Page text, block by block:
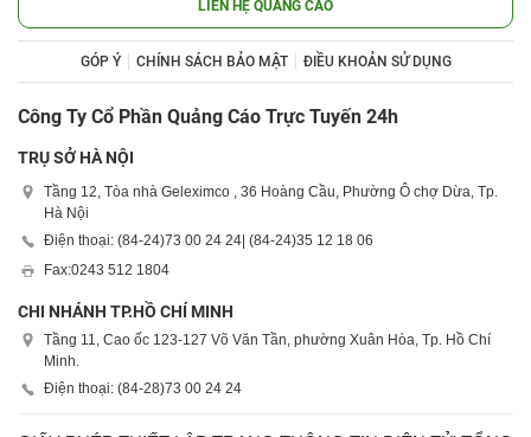
LIÊN HỆ QUẢNG CÁO
GÓP Ý CHÍNH SÁCH BẢO MẬT ĐIỀU KHOẢN SỬ DỤNG
Công Ty Cổ Phần Quảng Cáo Trực Tuyến 24h
TRỤ SỞ HÀ NỘI
Tầng 12, Tòa nhà Geleximco , 36 Hoàng Cầu, Phường Ô chợ Dừa, Tp.
Hà Nội
Điện thoại: (84-24)73 00 24 24 | (84-24)35 12 18 06
Fax:0243 512 1804
CHI NHÁNH TP.HỒ CHÍ MINH
Tầng 11, Cao ốc 123-127 Võ Văn Tần, phường Xuân Hòa, Tp. Hồ Chí
Minh.
Điện thoại: (84-28)73 00 24 24